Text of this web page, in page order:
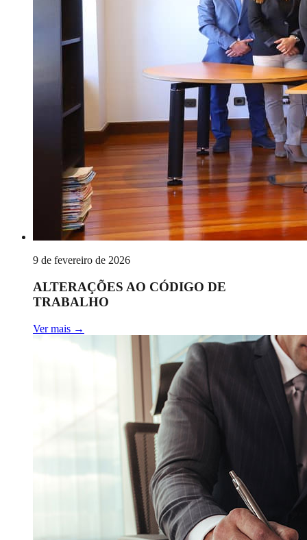
9 de fevereiro de 2026
ALTERAÇÕES AO CÓDIGO DE
TRABALHO
Ver mais →